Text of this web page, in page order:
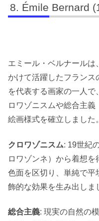
Émile Bernard
エミール・ベルナールは
かけて活躍したフランス
を代表する画家の一人で
ロワゾニスムや総合主
絵画様式を確立しました。
クロワゾニスム: 19世紀
ロワゾンネ）から着想
色面を区切り、単純で平
飾的な効果を生み出しま
総合主義: 現実の自然の